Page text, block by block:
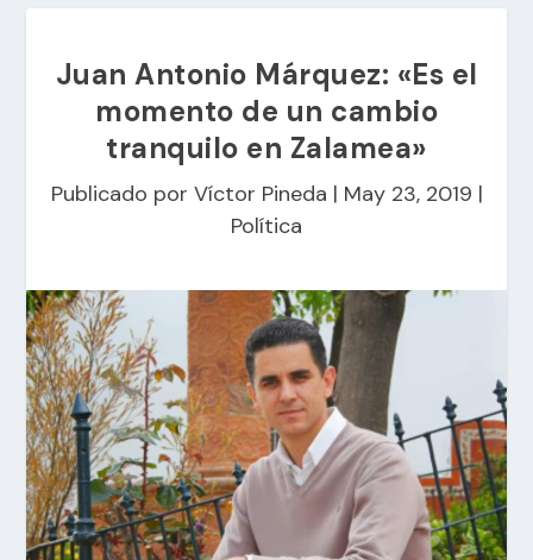
Juan Antonio Márquez: «Es el
momento de un cambio
tranquilo en Zalamea»
Publicado por Víctor Pineda | May 23, 2019 |
Política